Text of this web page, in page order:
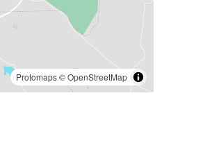
Protomaps©OpenStreetMap